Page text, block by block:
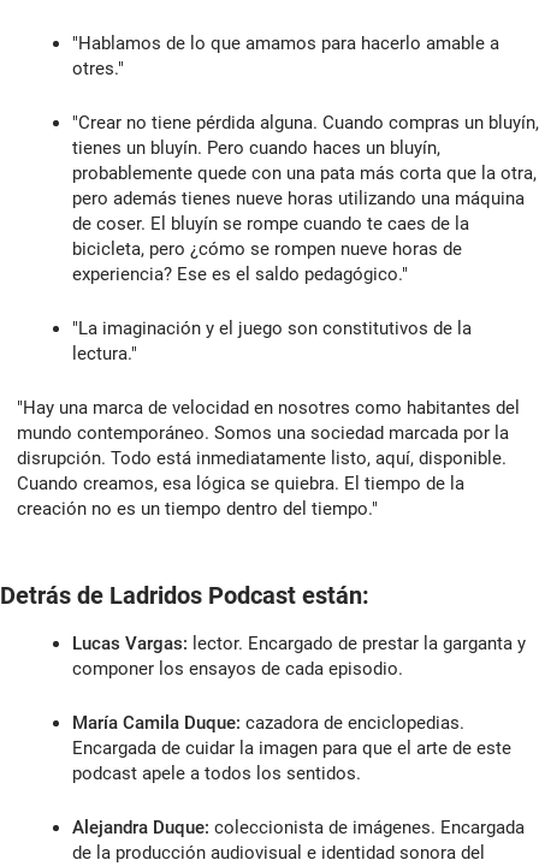
"Hablamos de lo que amamos para hacerlo amable a
otres."
"Crear no tiene pérdida alguna. Cuando compras un bluyín,
tienes un bluyín. Pero cuando haces un bluyín,
probablemente quede con una pata más corta que la otra,
pero además tienes nueve horas utilizando una máquina
de coser. El bluyín se rompe cuando te caes de la
bicicleta, pero ¿cómo se rompen nueve horas de
experiencia? Ese es el saldo pedagógico."
"La imaginación y el juego son constitutivos de la
lectura."
"Hay una marca de velocidad en nosotres como habitantes del
mundo contemporáneo. Somos una sociedad marcada por la
disrupción. Todo está inmediatamente listo, aquí, disponible.
Cuando creamos, esa lógica se quiebra. El tiempo de la
creación no es un tiempo dentro del tiempo."
Detrás de Ladridos Podcast están:
Lucas Vargas: lector. Encargado de prestar la garganta y
componer los ensayos de cada episodio.
María Camila Duque: cazadora de enciclopedias.
Encargada de cuidar la imagen para que el arte de este
podcast apele a todos los sentidos.
Alejandra Duque: coleccionista de imágenes. Encargada
de la producción audiovisual e identidad sonora del